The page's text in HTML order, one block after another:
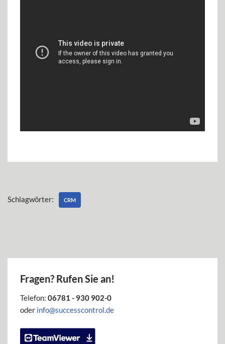
Schlagwörter: CRM
Fragen? Rufen Sie an!
Telefon: 06781 - 930 902-0
oder info@successcontrol.de